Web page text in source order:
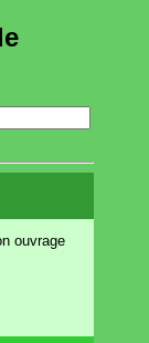
ouvrage